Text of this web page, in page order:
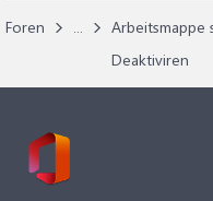
Foren ...
Arbeitsmappe
Deaktiviren